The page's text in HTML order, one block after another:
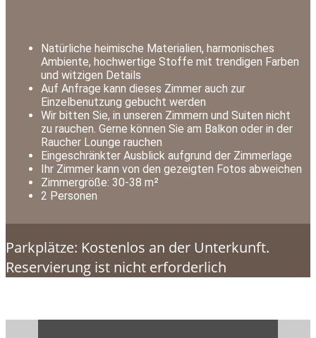
Natürliche heimische Materialien, harmonisches
Ambiente, hochwertige Stoffe mit trendigen Farben
und witzigen Details
Auf Anfrage kann dieses Zimmer auch zur
Einzelbenutzung gebucht werden
Wir bitten Sie, in unseren Zimmern und Suiten nicht
zu rauchen. Gerne können Sie am Balkon oder in der
Raucher Lounge rauchen
Eingeschränkter Ausblick aufgrund der Zimmerlage
Ihr Zimmer kann von den gezeigten Fotos abweichen
Zimmergröße: 30-38 m²
2 Personen
Parkplätze: Kostenlos an der Unterkunft.
Reservierung ist nicht erforderlich